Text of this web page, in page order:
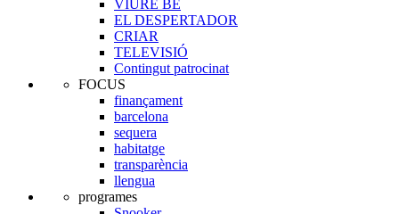
VIURE BE
EL DESPERTADOR
CRIAR
TELEVISIÓ
Contingut patrocinat
FOCUS
finançament
barcelona
sequera
habitatge
transparència
llengua
programes